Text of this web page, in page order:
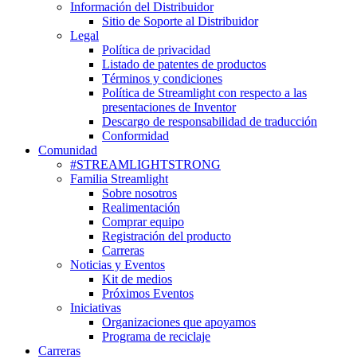
Información del Distribuidor
Sitio de Soporte al Distribuidor
Legal
Política de privacidad
Listado de patentes de productos
Términos y condiciones
Política de Streamlight con respecto a las
presentaciones de Inventor
Descargo de responsabilidad de traducción
Conformidad
Comunidad
#STREAMLIGHTSTRONG
Familia Streamlight
Sobre nosotros
Realimentación
Comprar equipo
Registración del producto
Carreras
Noticias y Eventos
Kit de medios
Próximos Eventos
Iniciativas
Organizaciones que apoyamos
Programa de reciclaje
Carreras